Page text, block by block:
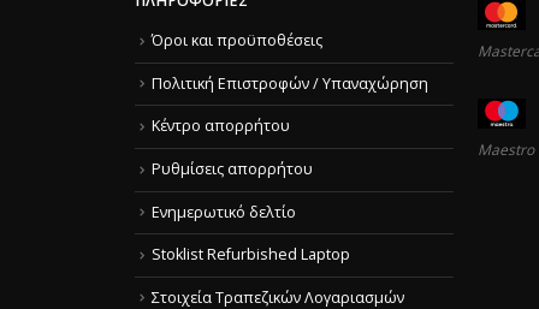
Όροι και προϋποθέσεις
Πολιτική Επιστροφών / Υπαναχώρηση
Κέντρο απορρήτου
Ρυθμίσεις απορρήτου
Ενημερωτικό δελτίο
Stoklist Refurbished Laptop
Στοιχεία Τραπεζικών Λογαριασμών
Maestro